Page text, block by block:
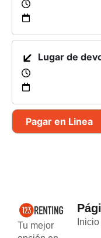
Lugar de
Pagar en Linea
Tu mejor
Inicio